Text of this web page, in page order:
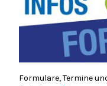
Formulare, Termine